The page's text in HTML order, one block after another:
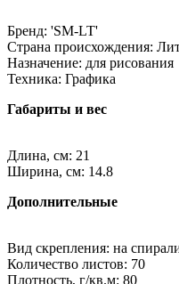
Бренд: 'SM-LT'
Страна происхождения:
Назначение: для рисования
Техника: Графика
Габариты и вес
Длина, см: 21
Ширина, см: 14.8
Дополнительные
Вид скрепления: на
Количество листов: 70
Плотность, г/кв.м: 80